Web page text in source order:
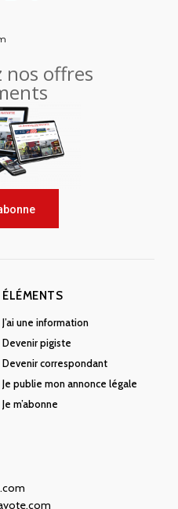
nos offres
ÉLÉMENTS
J’ai une information
Devenir pigiste
Devenir correspondant
Je publie mon annonce légale
Je m’abonne